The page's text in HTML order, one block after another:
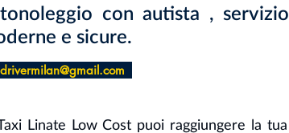
con autista ,
e sicure.
Linate Low Cost puoi raggiungere la